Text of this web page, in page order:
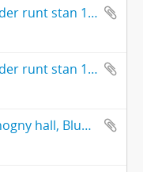
Allan Andersson, Dansbanefröjder runt stan 1940-1947 del 3
Allan Andersson, Dansbanefröjder runt stan 1940-1947 del 4
Allan Andersson, Uppsalas mahogny hall, Bluffen 1940-1947